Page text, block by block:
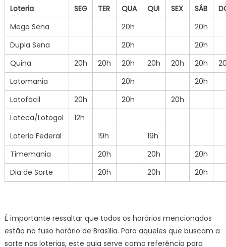
Loteria SEG TER QUA QUI SEX SÁB
Mega Sena
20h
20h
Dupla Sena
20h
20h
Quina
20h 20h 20h 20h 20h 20h
Lotomania
20h
20h
Lotofácil
20h 20h
20h
Loteca/Lotogol
12h
Loteria Federal
19h
19h
Timemania
20h 20h
20h
Dia de Sorte
20h 20h 20h
É importante ressaltar que todos os horários mencionados
estão no fuso horário de Brasília. Para aqueles que buscam a
sorte nas loterias, este guia serve como referência para